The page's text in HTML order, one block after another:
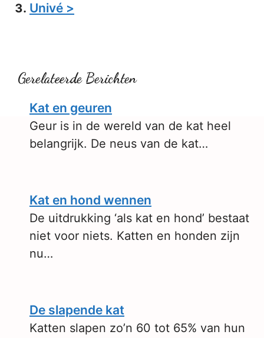
Univé >
Gerelateerde Berichten
Kat en geuren
Geur is in de wereld van de kat heel
belangrijk. De neus van de kat…
Kat en hond wennen
De uitdrukking ‘als kat en hond’ bestaat
niet voor niets. Katten en honden zijn
nu…
De slapende kat
Katten slapen zo’n 60 tot 65% van hun